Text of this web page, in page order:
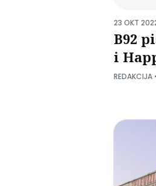
23 OKT
B92
i
REDAKCIJA •